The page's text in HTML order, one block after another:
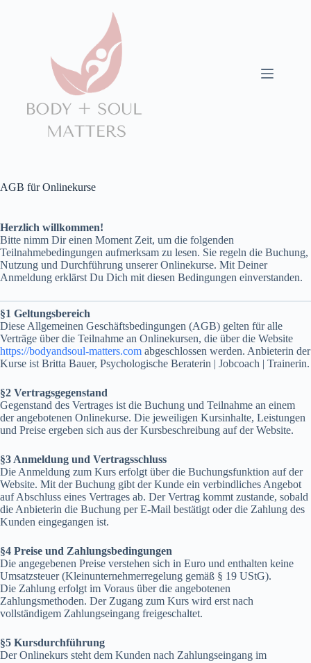
AGB für Onlinekurse
Herzlich willkommen!
Bitte nimm Dir einen Moment Zeit, um die folgenden
Teilnahmebedingungen aufmerksam zu lesen. Sie regeln die Buchung,
Nutzung und Durchführung unserer Onlinekurse. Mit Deiner
Anmeldung erklärst Du Dich mit diesen Bedingungen einverstanden.
§1 Geltungsbereich
Diese Allgemeinen Geschäftsbedingungen (AGB) gelten für alle
Verträge über die Teilnahme an Onlinekursen, die über die Website
https://bodyandsoul-matters.com abgeschlossen werden. Anbieterin der
Kurse ist Britta Bauer, Psychologische Beraterin | Jobcoach | Trainerin.
§2 Vertragsgegenstand
Gegenstand des Vertrages ist die Buchung und Teilnahme an einem
der angebotenen Onlinekurse. Die jeweiligen Kursinhalte, Leistungen
und Preise ergeben sich aus der Kursbeschreibung auf der Website.
§3 Anmeldung und Vertragsschluss
Die Anmeldung zum Kurs erfolgt über die Buchungsfunktion auf der
Website. Mit der Buchung gibt der Kunde ein verbindliches Angebot
auf Abschluss eines Vertrages ab. Der Vertrag kommt zustande, sobald
die Anbieterin die Buchung per E-Mail bestätigt oder die Zahlung des
Kunden eingegangen ist.
§4 Preise und Zahlungsbedingungen
Die angegebenen Preise verstehen sich in Euro und enthalten keine
Umsatzsteuer (Kleinunternehmerregelung gemäß § 19 UStG).
Die Zahlung erfolgt im Voraus über die angebotenen
Zahlungsmethoden. Der Zugang zum Kurs wird erst nach
vollständigem Zahlungseingang freigeschaltet.
§5 Kursdurchführung
Der Onlinekurs steht dem Kunden nach Zahlungseingang im